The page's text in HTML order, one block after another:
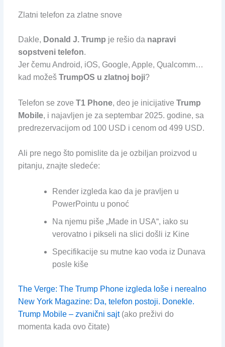
Zlatni telefon za zlatne snove
Dakle, Donald J. Trump je rešio da napravi
sopstveni telefon.
Jer čemu Android, iOS, Google, Apple, Qualcomm…
kad možeš TrumpOS u zlatnoj boji?
Telefon se zove T1 Phone, deo je inicijative Trump
Mobile, i najavljen je za septembar 2025. godine, sa
predrezervacijom od 100 USD i cenom od 499 USD.
Ali pre nego što pomislite da je ozbiljan proizvod u
pitanju, znajte sledeće:
Render izgleda kao da je pravljen u
PowerPointu u ponoć
Na njemu piše „Made in USA“, iako su
verovatno i pikseli na slici došli iz Kine
Specifikacije su mutne kao voda iz Dunava
posle kiše
The Verge: The Trump Phone izgleda loše i nerealno
New York Magazine: Da, telefon postoji. Donekle.
Trump Mobile – zvanični sajt(ako preživi do
momenta kada ovo čitate)